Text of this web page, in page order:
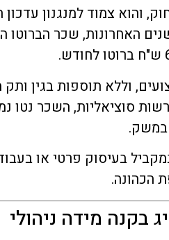
צמוד למנגנון עדכון
האחרונות, שכר הברוטו
וללא תוספות בגין
סוציאליות, השכר נטו
במשק.
בעיסוק פרטי או
הכהונה.
בקנה מידה ניהולי